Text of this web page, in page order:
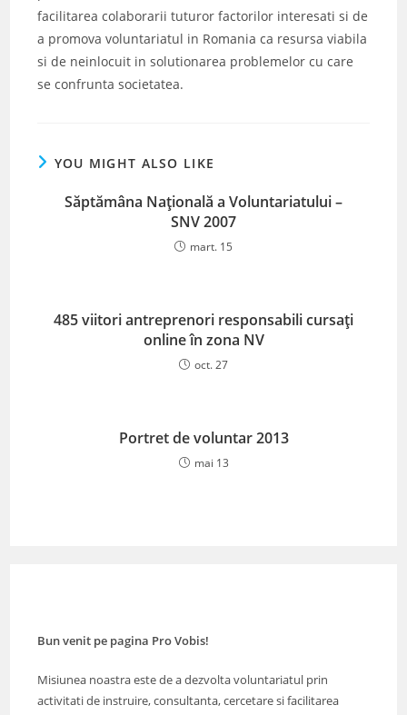
facilitarea colaborarii tuturor factorilor interesati si de
a promova voluntariatul in Romania ca resursa viabila
si de neinlocuit in solutionarea problemelor cu care
se confrunta societatea.
YOU MIGHT ALSO LIKE
Săptămâna Națională a Voluntariatului –
SNV 2007
mart. 15
485 viitori antreprenori responsabili cursați
online în zona NV
oct. 27
Portret de voluntar 2013
mai 13
Bun venit pe pagina Pro Vobis!
Misiunea noastra este de a dezvolta voluntariatul prin
activitati de instruire, consultanta, cercetare si facilitarea